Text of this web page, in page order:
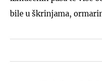
bile u škrinjama,